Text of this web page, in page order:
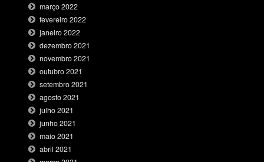
março 2022
fevereiro 2022
janeiro 2022
dezembro 2021
novembro 2021
outubro 2021
setembro 2021
agosto 2021
julho 2021
junho 2021
maio 2021
abril 2021